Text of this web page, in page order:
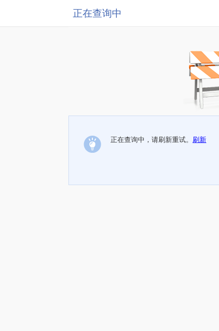
正在查询中
正在查询中，请刷新重试。 刷新